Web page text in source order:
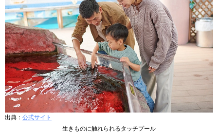
出典： 公式サイト
生きものに触れられるタッチプール